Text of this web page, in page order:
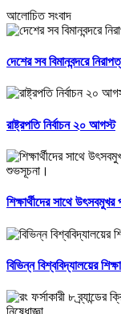
আলোচিত সংবাদ
দেশের সব বিমানবন্দরে
রাষ্ট্রপতি নির্বাচন ২০ আগস্ট
শিক্ষার্থীদের সাথে
বিভিন্ন বিশ্ববিদ্যালয়ের